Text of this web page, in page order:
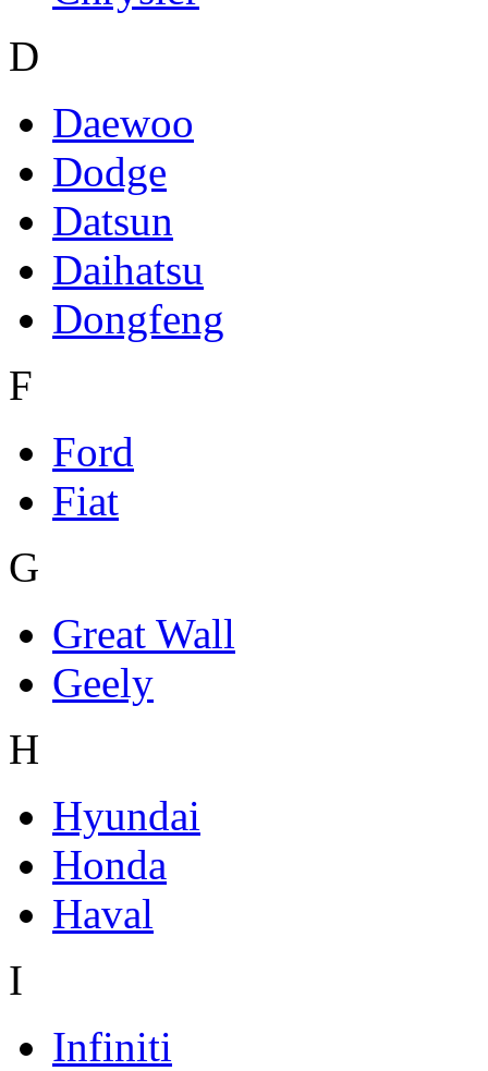
D
Daewoo
Dodge
Datsun
Daihatsu
Dongfeng
F
Ford
Fiat
G
Great Wall
Geely
H
Hyundai
Honda
Haval
I
Infiniti